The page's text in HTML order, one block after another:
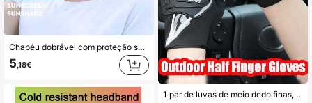
Chapéu dobrável com proteção solar e protetor de pescoço, máscara facial feminina leve e respirável para o verão, boné esportivo com proteção UV para atividades ao ar livre, chapéu de secagem rápida em tela, máscara para piquenique/esqui.
5 ,18€
1 par de luvas de meio dedo finas, respiráveis e antiderrapantes multicoloridas para homem, adequadas para ciclismo, desportos ao ar livre, condução, escalada e caminhadas